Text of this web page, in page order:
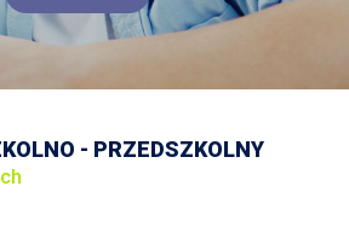
- PRZEDSZKOLNY